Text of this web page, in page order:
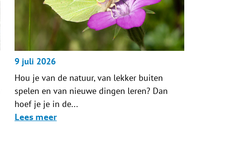
9 juli 2026
Hou je van de natuur, van lekker buiten
spelen en van nieuwe dingen leren? Dan
hoef je je in de...
Lees meer